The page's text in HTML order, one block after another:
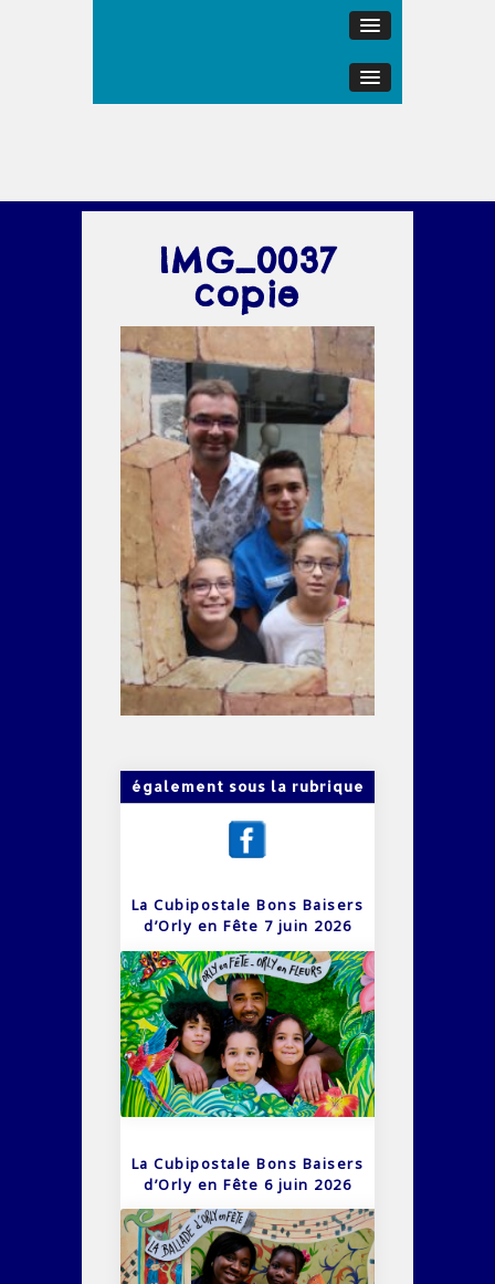
IMG_0037
copie
également sous la rubrique
La Cubipostale Bons Baisers
d’Orly en Fête 7 juin 2026
La Cubipostale Bons Baisers
d’Orly en Fête 6 juin 2026